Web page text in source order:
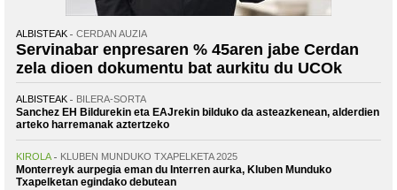
ALBISTEAK CERDAN AUZIA
Servinabar enpresaren % 45aren jabe Cerdan
zela dioen dokumentu bat aurkitu du UCOk
ALBISTEAK BILERA-SORTA
Sanchez EH Bildurekin eta EAJrekin bilduko da asteazkenean, alderdien
arteko harremanak aztertzeko
KIROLA KLUBEN MUNDUKO TXAPELKETA 2025
Monterreyk aurpegia eman du Interren aurka, Kluben Munduko
Txapelketan egindako debutean